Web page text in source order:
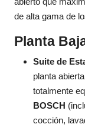
de alta gama de
Planta
Suite de
planta
totalmente
BOSCH
cocción,